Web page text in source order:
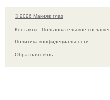
© 2026 Макияж глаз
Контакты
Пользовательское
Политика конфидециальности
Обратная связь